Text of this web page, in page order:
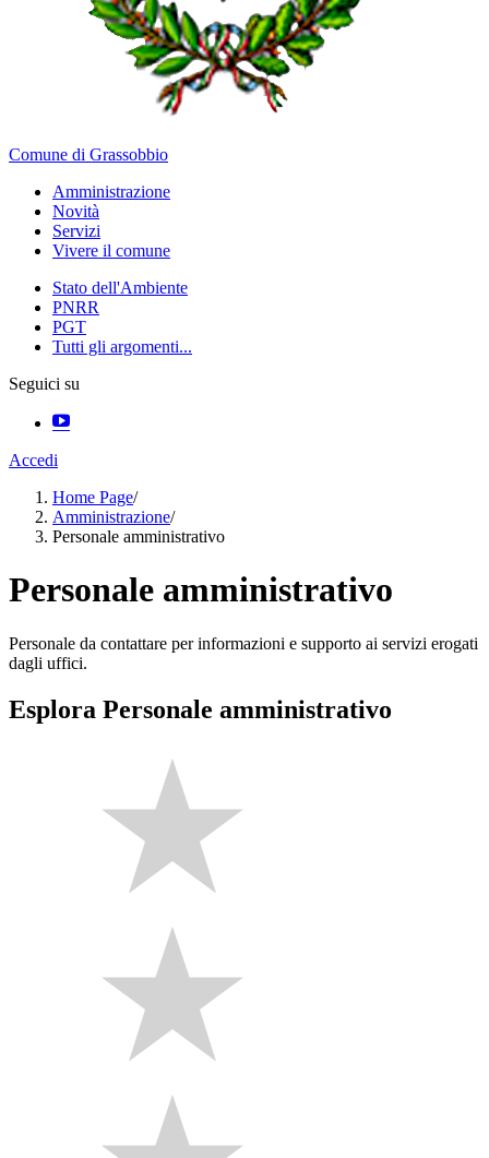
Comune di Grassobbio
Amministrazione
Novità
Servizi
Vivere il comune
Stato dell'Ambiente
PNRR
PGT
Tutti gli argomenti...
Seguici su
Accedi
Home Page/
Amministrazione/
Personale amministrativo
Personale amministrativo
Personale da contattare per informazioni e supporto ai servizi erogati
dagli uffici.
Esplora Personale amministrativo